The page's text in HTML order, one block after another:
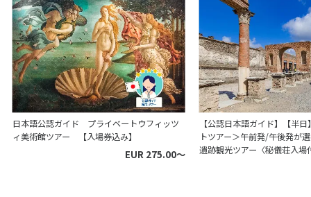
日本語公認ガイド プライベートウフィッツ
ィ美術館ツアー 【入場券込み】
EUR 275.00〜
【公認日本語ガイド】【半
トツアー＞午前発/午後発が
遺跡観光ツアー〈秘儀荘入場